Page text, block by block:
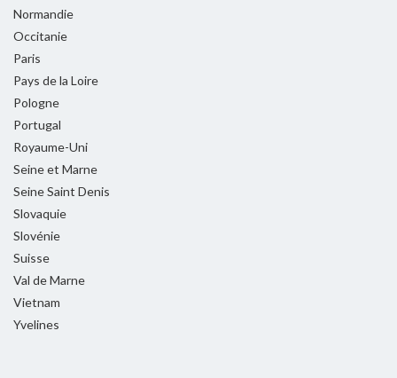
Normandie
Occitanie
Paris
Pays de la Loire
Pologne
Portugal
Royaume-Uni
Seine et Marne
Seine Saint Denis
Slovaquie
Slovénie
Suisse
Val de Marne
Vietnam
Yvelines